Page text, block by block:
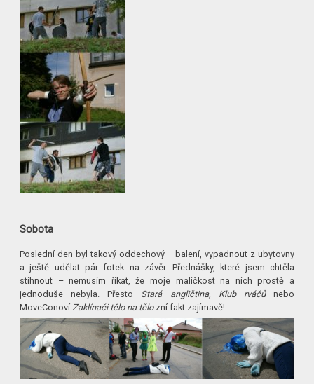
Sobota
Poslední den byl takový oddechový – balení, vypadnout z ubytovny
a ještě udělat pár fotek na závěr. Přednášky, které jsem chtěla
stihnout – nemusím říkat, že moje maličkost na nich prostě a
jednoduše nebyla. Přesto Stará angličtina, Klub rváčů nebo
MoveConoví Zaklínači tělo na tělo zní fakt zajímavě!